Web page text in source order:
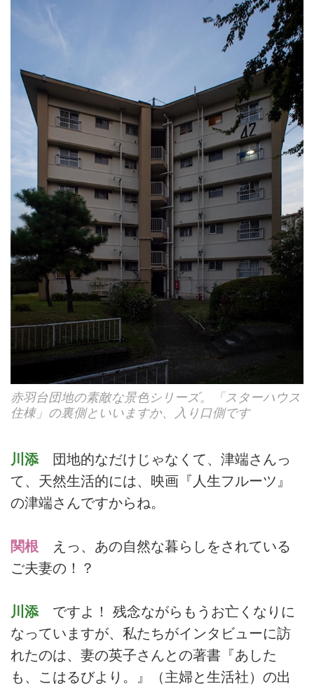
赤羽台団地の素敵な景色シリーズ。「スターハウス
住棟」の裏側といいますか、入り口側です
川添 団地的なだけじゃなくて、津端さんっ
て、天然生活的には、映画『人生フルーツ』
の津端さんですからね。
関根 えっ、あの自然な暮らしをされている
ご夫妻の！？
川添 ですよ！ 残念ながらもうお亡くなりに
なっていますが、私たちがインタビューに訪
れたのは、妻の英子さんとの著書『あした
も、こはるびより。』（主婦と生活社）の出